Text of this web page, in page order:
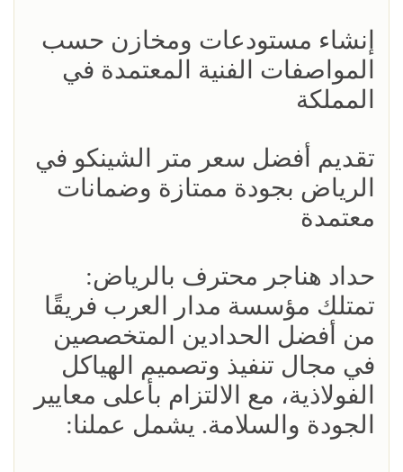
إنشاء مستودعات ومخازن حسب
المواصفات الفنية المعتمدة في
المملكة
تقديم أفضل سعر متر الشينكو في
الرياض بجودة ممتازة وضمانات
معتمدة
حداد هناجر محترف بالرياض:
تمتلك مؤسسة مدار العرب فريقًا
من أفضل الحدادين المتخصصين
في مجال تنفيذ وتصميم الهياكل
الفولاذية، مع الالتزام بأعلى معايير
الجودة والسلامة. يشمل عملنا: